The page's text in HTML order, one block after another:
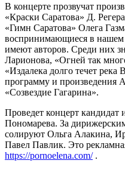
В концерте прозвучат
«Краски Саратова» Д.
«Гимн Саратова» Олега
воспринимающиеся в нашем
имеют авторов. Среди них
Ларионова, «Огней так
«Издалека долго течет
программу и произведения
«Созвездие Гагарина».
Проведет концерт кандидат
Пономарева. За
солируют Ольга Алакина,
Павел Павлик. Это
https://pornoelena.com/.